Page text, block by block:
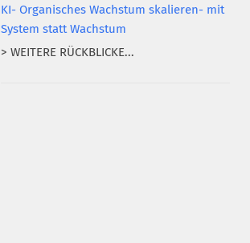
KI- Organisches Wachstum skalieren- mit
System statt Wachstum
> WEITERE RÜCKBLICKE...